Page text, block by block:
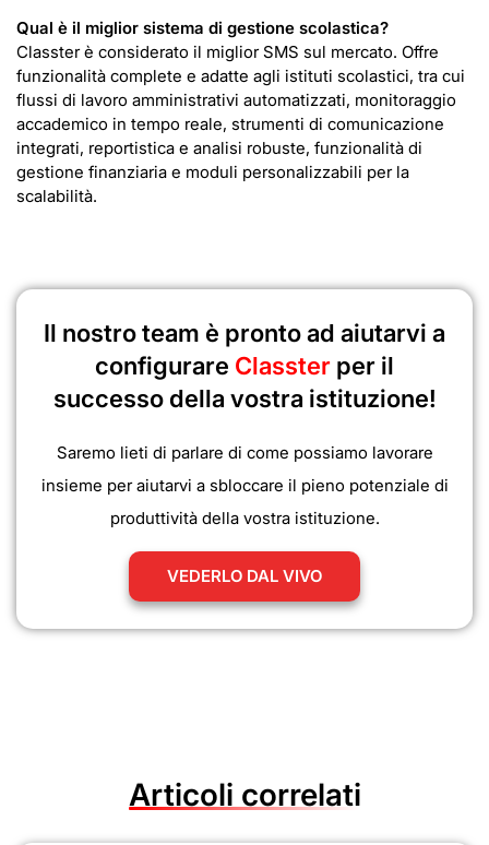
Qual è il miglior sistema di gestione scolastica?
Classter è considerato il miglior SMS sul mercato. Offre
funzionalità complete e adatte agli istituti scolastici, tra cui
flussi di lavoro amministrativi automatizzati, monitoraggio
accademico in tempo reale, strumenti di comunicazione
integrati, reportistica e analisi robuste, funzionalità di
gestione finanziaria e moduli personalizzabili per la
scalabilità.
Il nostro team è pronto ad aiutarvi a
configurare Classter per il
successo della vostra istituzione!
Saremo lieti di parlare di come possiamo lavorare
insieme per aiutarvi a sbloccare il pieno potenziale di
produttività della vostra istituzione.
VEDERLO DAL VIVO
Articoli correlati